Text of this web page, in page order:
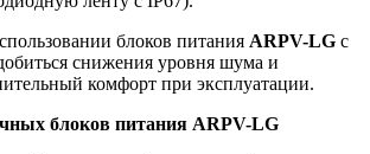
блоков питания ARPV-LG с
снижения уровня шума и
комфорт при эксплуатации.
блоков питания ARPV-LG